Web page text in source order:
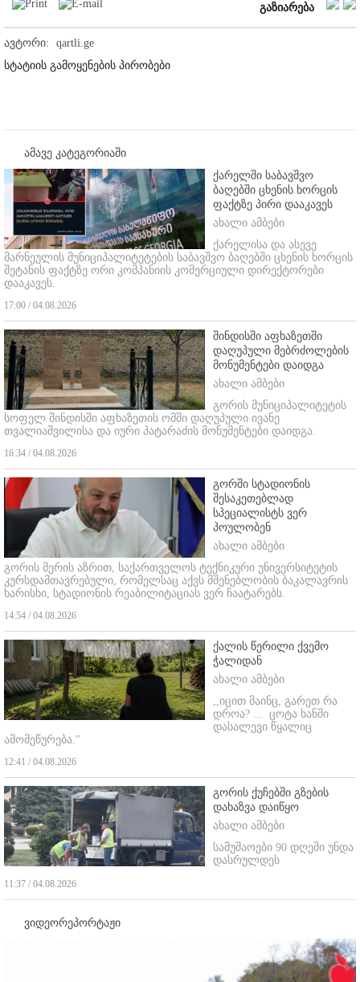
გაზიარება
ავტორი:
qartli.ge
სტატიის გამოყენების პირობები
ამავე კატეგორიაში
ქარელში საბავშვო
ბაღებში ცხენის ხორცის
ფაქტზე პირი დააკავეს
ახალი ამბები
ქარელისა და ასევე
მარნეულის მუნიციპალიტეტების საბავშვო ბაღებში ცხენის ხორცის
შეტანის ფაქტზე ორი კომპანიის კომერციული დირექტორები
დააკავეს.
17:00 / 04.08.2026
შინდისში აფხაზეთში
დაღუპული მებრძოლების
მონუმენტები დაიდგა
ახალი ამბები
გორის მუნიციპალიტეტის
სოფელ შინდისში აფხაზეთის ომში დაღუპული ივანე
თვალიაშვილისა და იური პატარაძის მონუმენტები დაიდგა.
16:34 / 04.08.2026
გორში სტადიონის
შესაკეთებლად
სპეციალისტს ვერ
პოულობენ
ახალი ამბები
გორის მერის აზრით, საქართველოს ტექნიკური უნივერსიტეტის
კურსდამთავრებული, რომელსაც აქვს მშენებლობის ბაკალავრის
ხარისხი, სტადიონის რეაბილიტაციას ვერ ჩაატარებს.
14:54 / 04.08.2026
ქალის წერილი ქვემო
ჭალიდან
ახალი ამბები
,,იცით მაინც, გარეთ რა
დროა? ... ცოტა ხანში
დასალევი წყალიც
ამომეწურება."
12:41 / 04.08.2026
გორის ქუჩებში გზების
დახაზვა დაიწყო
ახალი ამბები
სამუშაოები 90 დღეში უნდა
დასრულდეს
11:37 / 04.08.2026
ვიდეორეპორტაჟი